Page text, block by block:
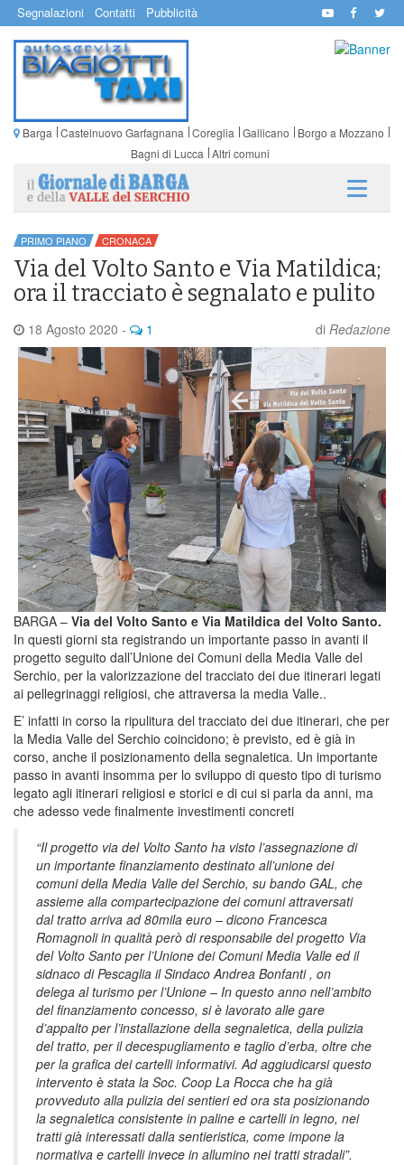
Segnalazioni Contatti Pubblicità
Barga Castelnuovo Garfagnana Coreglia Gallicano
Borgo a Mozzano
Bagni di Lucca Altri comuni
PRIMO PIANO CRONACA
Via del Volto Santo e Via Matildica;
ora il tracciato è segnalato e pulito
18 Agosto 2020 - 1 di Redazione
BARGA – Via del Volto Santo e Via Matildica del Volto Santo.
In questi giorni sta registrando un importante passo in avanti il
progetto seguito dall’Unione dei Comuni della Media Valle del
Serchio, per la valorizzazione del tracciato dei due itinerari legati
ai pellegrinaggi religiosi, che attraversa la media Valle..
E’ infatti in corso la ripulitura del tracciato dei due itinerari, che per
la Media Valle del Serchio coincidono; è previsto, ed è già in
corso, anche il posizionamento della segnaletica. Un importante
passo in avanti insomma per lo sviluppo di questo tipo di turismo
legato agli itinerari religiosi e storici e di cui si parla da anni, ma
che adesso vede finalmente investimenti concreti
“Il progetto via del Volto Santo ha visto l’assegnazione di
un importante finanziamento destinato all’unione dei
comuni della Media Valle del Serchio, su bando GAL, che
assieme alla compartecipazione dei comuni attraversati
dal tratto arriva ad 80mila euro – dicono Francesca
Romagnoli in qualità però di responsabile del progetto Via
del Volto Santo per l’Unione dei Comuni Media Valle ed il
sidnaco di Pescaglia il Sindaco Andrea Bonfanti , on
delega al turismo per l’Unione – In questo anno nell’ambito
del finanziamento concesso, si è lavorato alle gare
d’appalto per l’installazione della segnaletica, della pulizia
del tratto, per il decespugliamento e taglio d’erba, oltre che
per la grafica dei cartelli informativi. Ad aggiudicarsi questo
intervento è stata la Soc. Coop La Rocca che ha già
provveduto alla pulizia dei sentieri ed ora sta posizionando
la segnaletica consistente in paline e cartelli in legno, nei
tratti già interessati dalla sentieristica, come impone la
normativa e cartelli invece in allumino nei tratti stradali”.